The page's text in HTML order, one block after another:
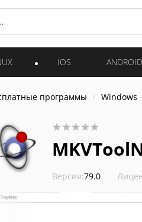
IOS ANDROID
программы Windows
Версия:79.0